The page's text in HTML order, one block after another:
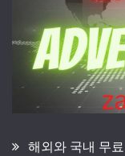
해외와 국내 무